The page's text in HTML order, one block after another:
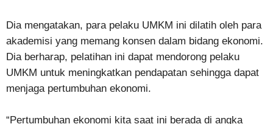
Dia mengatakan, para pelaku UMKM ini dilatih oleh para
akademisi yang memang konsen dalam bidang ekonomi.
Dia berharap, pelatihan ini dapat mendorong pelaku
UMKM untuk meningkatkan pendapatan sehingga dapat
menjaga pertumbuhan ekonomi.
“Pertumbuhan ekonomi kita saat ini berada di angka